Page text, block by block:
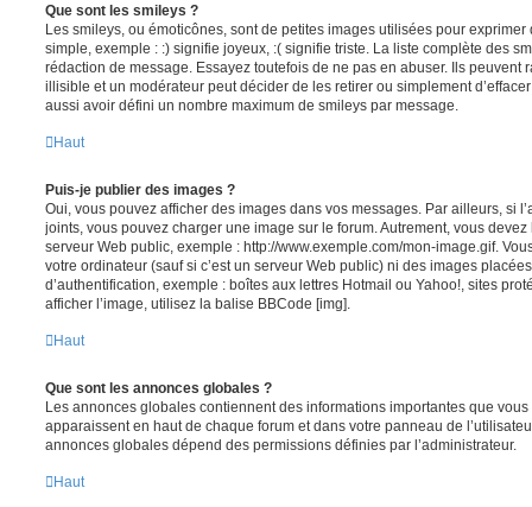
Que sont les smileys ?
Les smileys, ou émoticônes, sont de petites images utilisées pour
simple, exemple : :) signifie joyeux, :( signifie triste. La liste complète des
rédaction de message. Essayez toutefois de ne pas en abuser. Ils peuvent
illisible et un modérateur peut décider de les retirer ou simplement
aussi avoir défini un nombre maximum de smileys par message.
Haut
Puis-je publier des images ?
Oui, vous pouvez afficher des images dans vos messages. Par ailleurs, si
joints, vous pouvez charger une image sur le forum. Autrement, vous
serveur Web public, exemple : http://www.exemple.com/mon-image.gif.
votre ordinateur (sauf si c’est un serveur Web public) ni des images
d’authentification, exemple : boîtes aux lettres Hotmail ou Yahoo!, sites
afficher l’image, utilisez la balise BBCode [img].
Haut
Que sont les annonces globales ?
Les annonces globales contiennent des informations importantes que
apparaissent en haut de chaque forum et dans votre panneau de
annonces globales dépend des permissions définies par l’administrateur.
Haut